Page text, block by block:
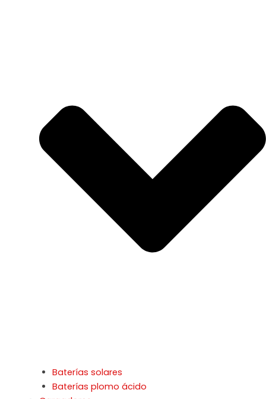
Baterías solares
Baterías plomo ácido